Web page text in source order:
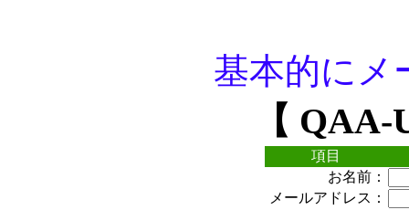
基本的にメ
【
項目
お名前：
メールアドレス：